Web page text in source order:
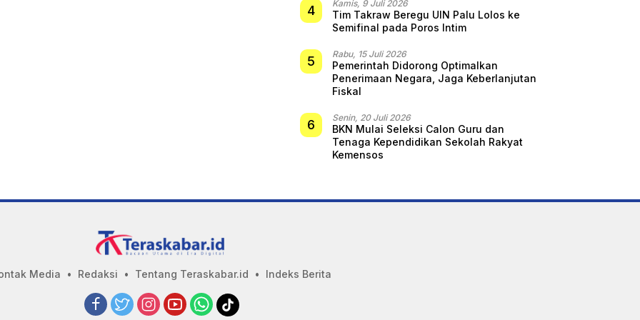
4 Kamis, 9 Juli 2026
Tim Takraw Beregu UIN Palu Lolos ke
Semifinal pada Poros Intim
5 Rabu, 15 Juli 2026
Pemerintah Didorong Optimalkan
Penerimaan Negara, Jaga Keberlanjutan
Fiskal
6 Senin, 20 Juli 2026
BKN Mulai Seleksi Calon Guru dan
Tenaga Kependidikan Sekolah Rakyat
Kemensos
Media Redaksi Tentang Teraskabar.id Indeks Berita